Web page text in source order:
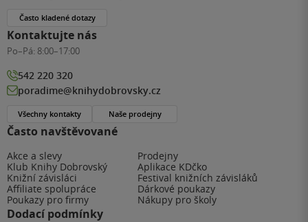
Často navštěvované
Akce a slevy
Prodejny
Klub Knihy Dobrovský
Aplikace KDčko
Knižní závisláci
Festival knižních závisláků
Affiliate spolupráce
Dárkové poukazy
Poukazy pro firmy
Nákupy pro školy
Dodací podmínky
Často kladené dotazy
Kontaktujte nás
Po–Pá: 8:00–17:00
542 220 320
poradime@knihydobrovsky.cz
Všechny kontakty Naše prodejny